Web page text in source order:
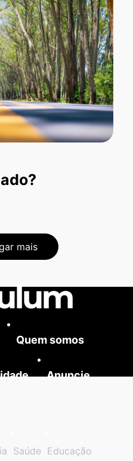
mais
Quem somos
Anuncie
Saúde Educação